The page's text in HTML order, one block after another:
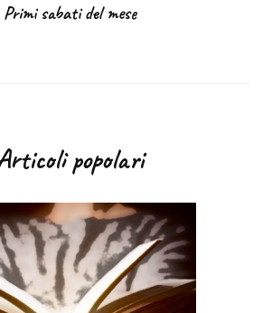
Primi sabati del mese
popolari